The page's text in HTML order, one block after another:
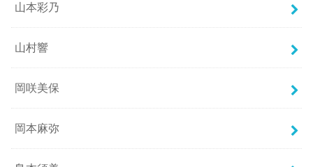
山本彩乃
山村響
岡咲美保
岡本麻弥